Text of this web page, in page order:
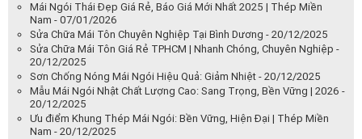
Mái Ngói Thái Đẹp Giá Rẻ, Báo Giá Mới Nhất 2025 | Thép Miền
Nam - 07/01/2026
Sửa Chữa Mái Tôn Chuyên Nghiệp Tại Bình Dương - 20/12/2025
Sửa Chữa Mái Tôn Giá Rẻ TPHCM | Nhanh Chóng, Chuyên Nghiệp -
20/12/2025
Sơn Chống Nóng Mái Ngói Hiệu Quả: Giảm Nhiệt - 20/12/2025
Mẫu Mái Ngói Nhật Chất Lượng Cao: Sang Trọng, Bền Vững | 2026 -
20/12/2025
Ưu điểm Khung Thép Mái Ngói: Bền Vững, Hiện Đại | Thép Miền
Nam - 20/12/2025